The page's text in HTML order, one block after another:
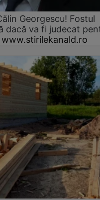
Georgescu! Fostul
dacă va fi judecat
www.stirilekanald.ro